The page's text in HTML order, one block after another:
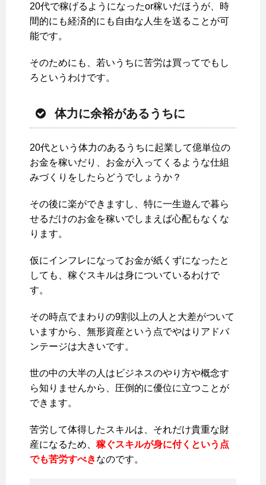
20代で稼げるようになったor稼いだほうが、時
間的にも経済的にも自由な人生を送ることが可
能です。
そのためにも、若いうちに苦労は買ってでもし
ろというわけです。
体力に余裕があるうちに
20代という体力のあるうちに起業して億単位の
お金を稼いだり、お金が入ってくるような仕組
みづくりをしたらどうでしょうか？
その後に楽ができますし、特に一生遊んで暮ら
せるだけのお金を稼いでしまえば心配もなくな
ります。
仮にインフレになってお金が紙くずになったと
しても、稼ぐスキルは身についているわけで
す。
その時点でまわりの9割以上の人と大差がついて
いますから、無形資産という点でやはりアドバ
ンテージは大きいです。
世の中の大半の人はビジネスのやり方や概念す
ら知りませんから、圧倒的に優位に立つことが
できます。
苦労して体得したスキルは、それだけ貴重な財
産になるため、 稼ぐスキルが身に付くという点
でも苦労すべきなのです。